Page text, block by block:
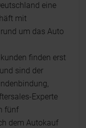
eine
mit
um das Auto
finden erst
sind der
Experte
fünf
dem Autokauf